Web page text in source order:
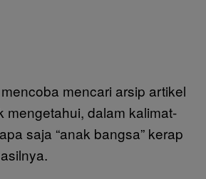
mencari arsip artikel
mengetahui, dalam kalimat-
saja “anak bangsa” kerap